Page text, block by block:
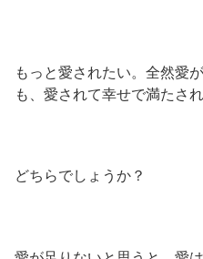
もっと愛されたい。全然愛
も、愛されて幸せで満たさ
どちらでしょうか？